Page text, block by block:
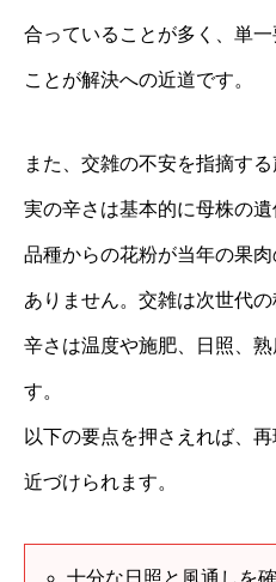
合っていることが多く、単
ことが解決への近道です。
また、交雑の不安を指摘す
実の辛さは基本的に母株の
品種からの花粉が当年の果
ありません。交雑は次世代
辛さは温度や施肥、日照、
す。
以下の要点を押さえれば、
近づけられます。
十分な日照と風通しを